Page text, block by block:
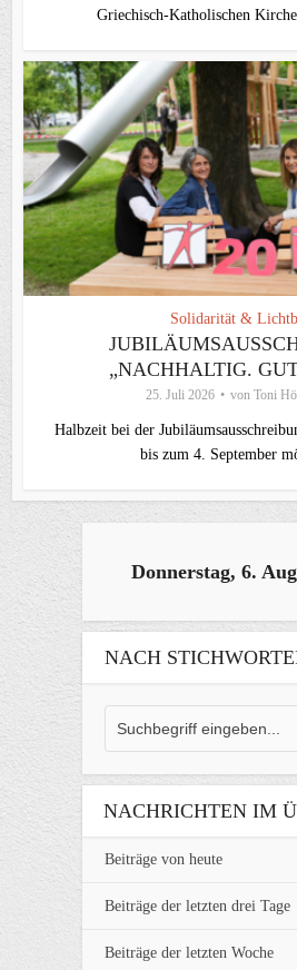
Griechisch-Katholischen Kirche
Solidarität &
„NACHHALTIG.
25. Juli 2026 von Toni
Halbzeit bei der
bis zum 4. September
Donnerstag, 6.
NACH
NACHRICHTEN IM
Beiträge von heute
Beiträge der letzten drei Tage
Beiträge der letzten Woche